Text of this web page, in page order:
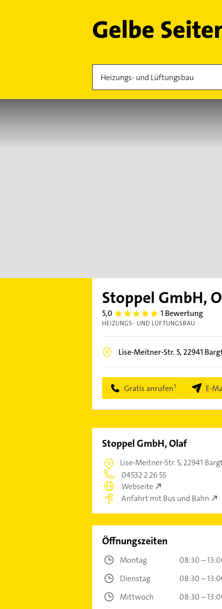
Stoppel GmbH,
5,0 5.0 1 Bewertung
HEIZUNGS- UND LÜFTUNGSBAU
Lise-Meitner-Str. 5, 22941
Gratis anrufen E-
Stoppel GmbH, Olaf
Lise-Meitner-Str. 5,22941
04532 2 26 55
Webseite
Anfahrt mit Bus und Bahn
Öffnungszeiten
Montag
08:30 –
Dienstag
08:30 –
Mittwoch
08:30 –